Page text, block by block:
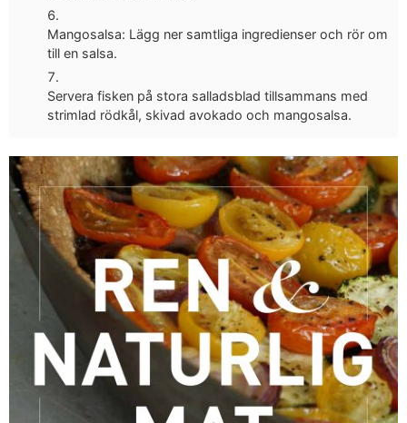
Mangosalsa: Lägg ner samtliga ingredienser och rör om
till en salsa.
Servera fisken på stora salladsblad tillsammans med
strimlad rödkål, skivad avokado och mangosalsa.